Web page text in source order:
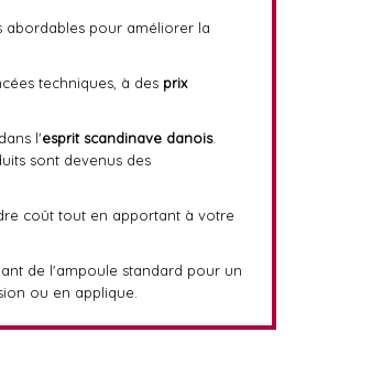
abordables pour améliorer la
techniques, à des prix
l'esprit scandinave danois.
sont devenus des
coût tout en apportant à votre
de l'ampoule standard pour un
ou en applique.